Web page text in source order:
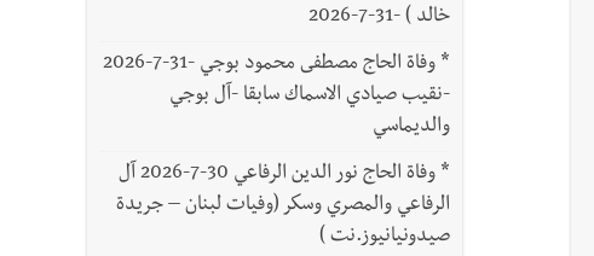
خالد ) -31-7-2026
*
وفاة الحاج مصطفى محمود بوجي -31-7-2026
-نقيب صيادي الاسماك سابقا -آل بوجي
والديماسي
*
وفاة الحاج نور الدين الرفاعي 30-7-2026 آل
الرفاعي والمصري وسكر (وفيات لبنان – جريدة
صيدونيانيوز.نت )